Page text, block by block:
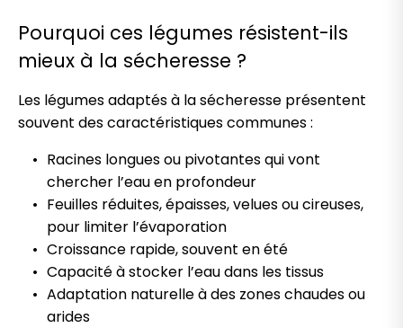
Pourquoi ces légumes résistent-ils
mieux à la sécheresse ?
Les légumes adaptés à la sécheresse présentent
souvent des caractéristiques communes :
Racines longues ou pivotantes qui vont
chercher l’eau en profondeur
Feuilles réduites, épaisses, velues ou cireuses,
pour limiter l’évaporation
Croissance rapide, souvent en été
Capacité à stocker l’eau dans les tissus
Adaptation naturelle à des zones chaudes ou
arides